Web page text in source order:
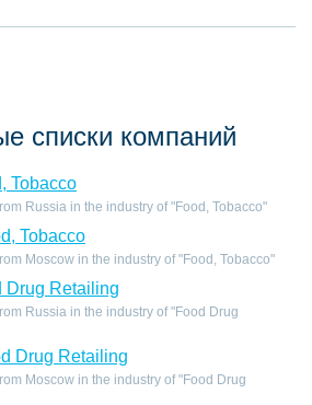
списки компаний
Tobacco
Russia in the industry of "Food, Tobacco"
Tobacco
Moscow in the industry of "Food, Tobacco"
Drug Retailing
Russia in the industry of "Food Drug
Drug Retailing
Moscow in the industry of "Food Drug